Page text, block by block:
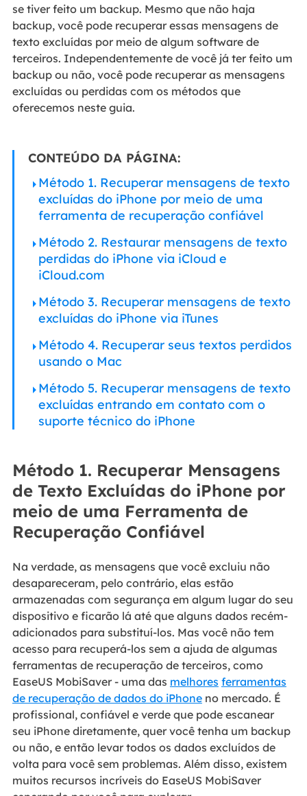
se tiver feito um backup. Mesmo que não haja
backup, você pode recuperar essas mensagens de
texto excluídas por meio de algum software de
terceiros. Independentemente de você já ter feito um
backup ou não, você pode recuperar as mensagens
excluídas ou perdidas com os métodos que
oferecemos neste guia.
CONTEÚDO DA PÁGINA:
Método 1. Recuperar mensagens de texto
excluídas do iPhone por meio de uma
ferramenta de recuperação confiável
Método 2. Restaurar mensagens de texto
perdidas do iPhone via iCloud e
iCloud.com
Método 3. Recuperar mensagens de texto
excluídas do iPhone via iTunes
Método 4. Recuperar seus textos perdidos
usando o Mac
Método 5. Recuperar mensagens de texto
excluídas entrando em contato com o
suporte técnico do iPhone
Método 1. Recuperar Mensagens
de Texto Excluídas do iPhone por
meio de uma Ferramenta de
Recuperação Confiável
Na verdade, as mensagens que você excluiu não
desapareceram, pelo contrário, elas estão
armazenadas com segurança em algum lugar do seu
dispositivo e ficarão lá até que alguns dados recém-
adicionados para substituí-los. Mas você não tem
acesso para recuperá-los sem a ajuda de algumas
ferramentas de recuperação de terceiros, como
EaseUS MobiSaver - uma das melhores ferramentas
de recuperação de dados do iPhoneno mercado. É
profissional, confiável e verde que pode escanear
seu iPhone diretamente, quer você tenha um backup
ou não, e então levar todos os dados excluídos de
volta para você sem problemas. Além disso, existem
muitos recursos incríveis do EaseUS MobiSaver